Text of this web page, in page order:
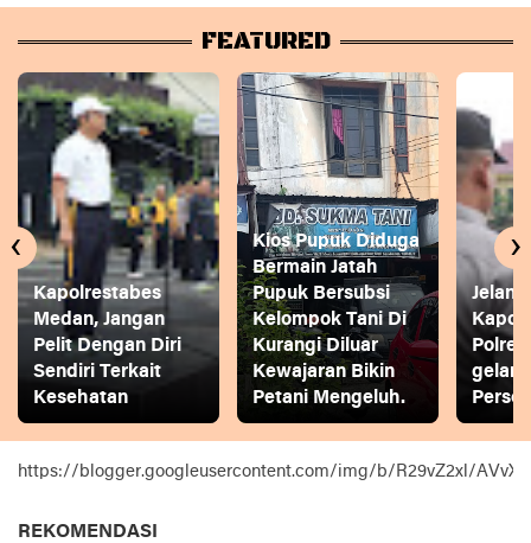
FEATURED
Kapolrestabes
Medan, Jangan
Pelit Dengan Diri
Sendiri Terkait
Kesehatan
Kios Pupuk Diduga
Bermain Jatah
Pupuk Bersubsi
Kelompok Tani Di
Kurangi Diluar
Kewajaran Bikin
Petani Mengeluh.
gelar
‹ ›
https://blogger.googleusercontent.com/img/b/R29vZ2xl/
REKOMENDASI